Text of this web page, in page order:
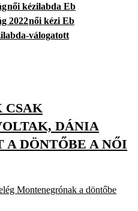
női kézilabda Eb
2022női kézi Eb
válogatott
CSAK
DÁNIA
A DÖNTŐBE A NŐI
Montenegrónak a döntőbe